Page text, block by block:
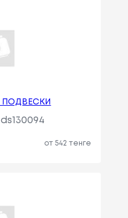
ПОДВЕСКИ
от 542 тенге